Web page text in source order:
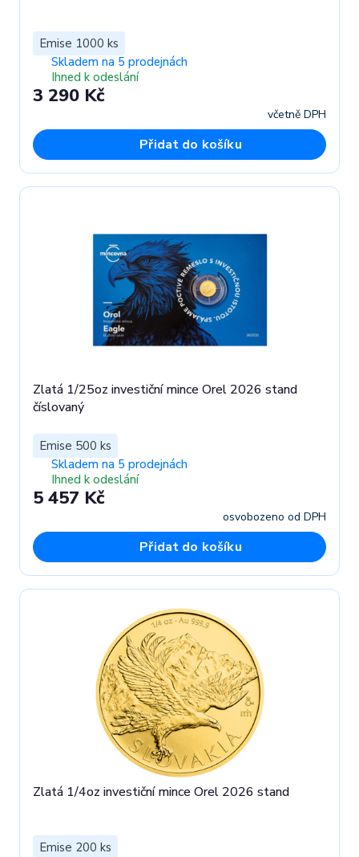
Emise 1000 ks
Skladem na 5 prodejnách
Ihned k odeslání
3 290 Kč
včetně DPH
Přidat do košíku
Zlatá 1/25oz investiční mince Orel 2026 stand
číslovaný
Emise 500 ks
Skladem na 5 prodejnách
Ihned k odeslání
5 457 Kč
osvobozeno od DPH
Přidat do košíku
Zlatá 1/4oz investiční mince Orel 2026 stand
Emise 200 ks